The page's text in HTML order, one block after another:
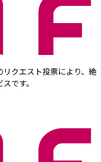
クエスト投票により、絶
です。